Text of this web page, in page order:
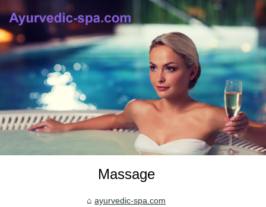
Massage
ayurvedic-spa.com